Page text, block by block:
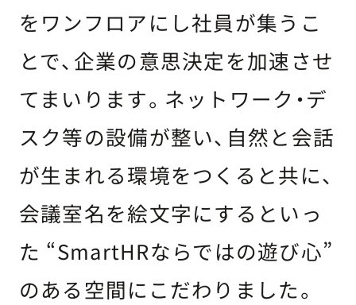
をワンフロアにし社員が集うこ
とで、企業の意思決定を加速させ
てまいります。ネットワーク・デ
スク等の設備が整い、自然と会話
が生まれる環境をつくると共に、
会議室名を絵文字にするといっ
た “SmartHRならではの遊び心”
のある空間にこだわりました。